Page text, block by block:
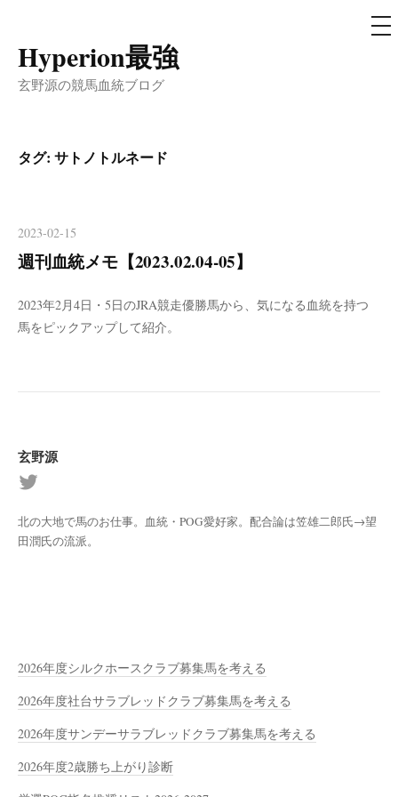
コ
ン
ツ
へ
ッ
プ
Hyperion最強
玄野源の競馬血統ブログ
メ
ニ
タグ: サトノトルネード
2023-02-15
週刊血統メモ【2023.02.04-05】
2023年2月4日・5日のJRA競走優勝馬から、気になる血統を持つ
馬をピックアップして紹介。
玄野源
北の大地で馬のお仕事。血統・POG愛好家。配合論は笠雄二郎氏→望
田潤氏の流派。
2026年度シルクホースクラブ募集馬を考える
2026年度社台サラブレッドクラブ募集馬を考える
2026年度サンデーサラブレッドクラブ募集馬を考える
2026年度2歳勝ち上がり診断